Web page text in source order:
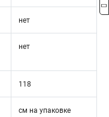
нет
нет
118
см на упаковке